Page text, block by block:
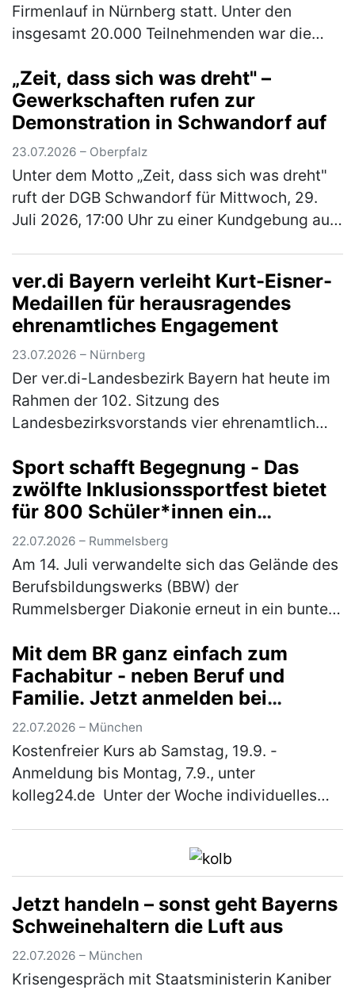
Firmenlauf in Nürnberg statt. Unter den
insgesamt 20.000 Teilnehmenden war die
engagierten Team von 244 Läufer*innen so
star…(mehr)
„Zeit, dass sich was dreht" –
Gewerkschaften rufen zur
Demonstration in Schwandorf auf
23.07.2026 – Oberpfalz
Unter dem Motto „Zeit, dass sich was dreht"
ruft der DGB Schwandorf für Mittwoch, 29.
Juli 2026, 17:00 Uhr zu einer Kundgebung auf
ver.di Bayern verleiht Kurt-Eisner-
Medaillen für herausragendes
ehrenamtliches Engagement
23.07.2026 – Nürnberg
Der ver.di-Landesbezirk Bayern hat heute im
Rahmen der 102. Sitzung des
Landesbezirksvorstands vier ehrenamtlich
Medaille ausgezeichnet. Mit der höchsten
Eh…(mehr)
Sport schafft Begegnung - Das
zwölfte Inklusionssportfest bietet
für 800 Schüler*innen ein
vielfältiges Bewegungsangebot
22.07.2026 – Rummelsberg
Am 14. Juli verwandelte sich das Gelände des
Berufsbildungswerks (BBW) der
Rummelsberger Diakonie erneut in ein buntes
verschiedenen Schulen waren der Einlad…
(mehr)
Mit dem BR ganz einfach zum
Fachabitur - neben Beruf und
Familie. Jetzt anmelden bei
"kolleg24"
22.07.2026 – München
Kostenfreier Kurs ab Samstag, 19.9. -
Anmeldung bis Montag, 7.9., unter
kolleg24.de Unter der Woche individuelles
Jetzt handeln – sonst geht Bayerns
Schweinehaltern die Luft aus
22.07.2026 – München
Krisengespräch mit Staatsministerin Kaniber